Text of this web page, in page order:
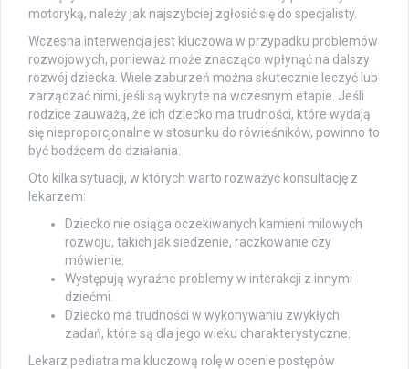
motoryką, należy jak najszybciej zgłosić się do specjalisty.
Wczesna interwencja jest kluczowa w przypadku problemów
rozwojowych, ponieważ może znacząco wpłynąć na dalszy
rozwój dziecka. Wiele zaburzeń można skutecznie leczyć lub
zarządzać nimi, jeśli są wykryte na wczesnym etapie. Jeśli
rodzice zauważą, że ich dziecko ma trudności, które wydają
się nieproporcjonalne w stosunku do rówieśników, powinno to
być bodźcem do działania.
Oto kilka sytuacji, w których warto rozważyć konsultację z
lekarzem:
Dziecko nie osiąga oczekiwanych kamieni milowych
rozwoju, takich jak siedzenie, raczkowanie czy
mówienie.
Występują wyraźne problemy w interakcji z innymi
dziećmi.
Dziecko ma trudności w wykonywaniu zwykłych
zadań, które są dla jego wieku charakterystyczne.
Lekarz pediatra ma kluczową rolę w ocenie postępów